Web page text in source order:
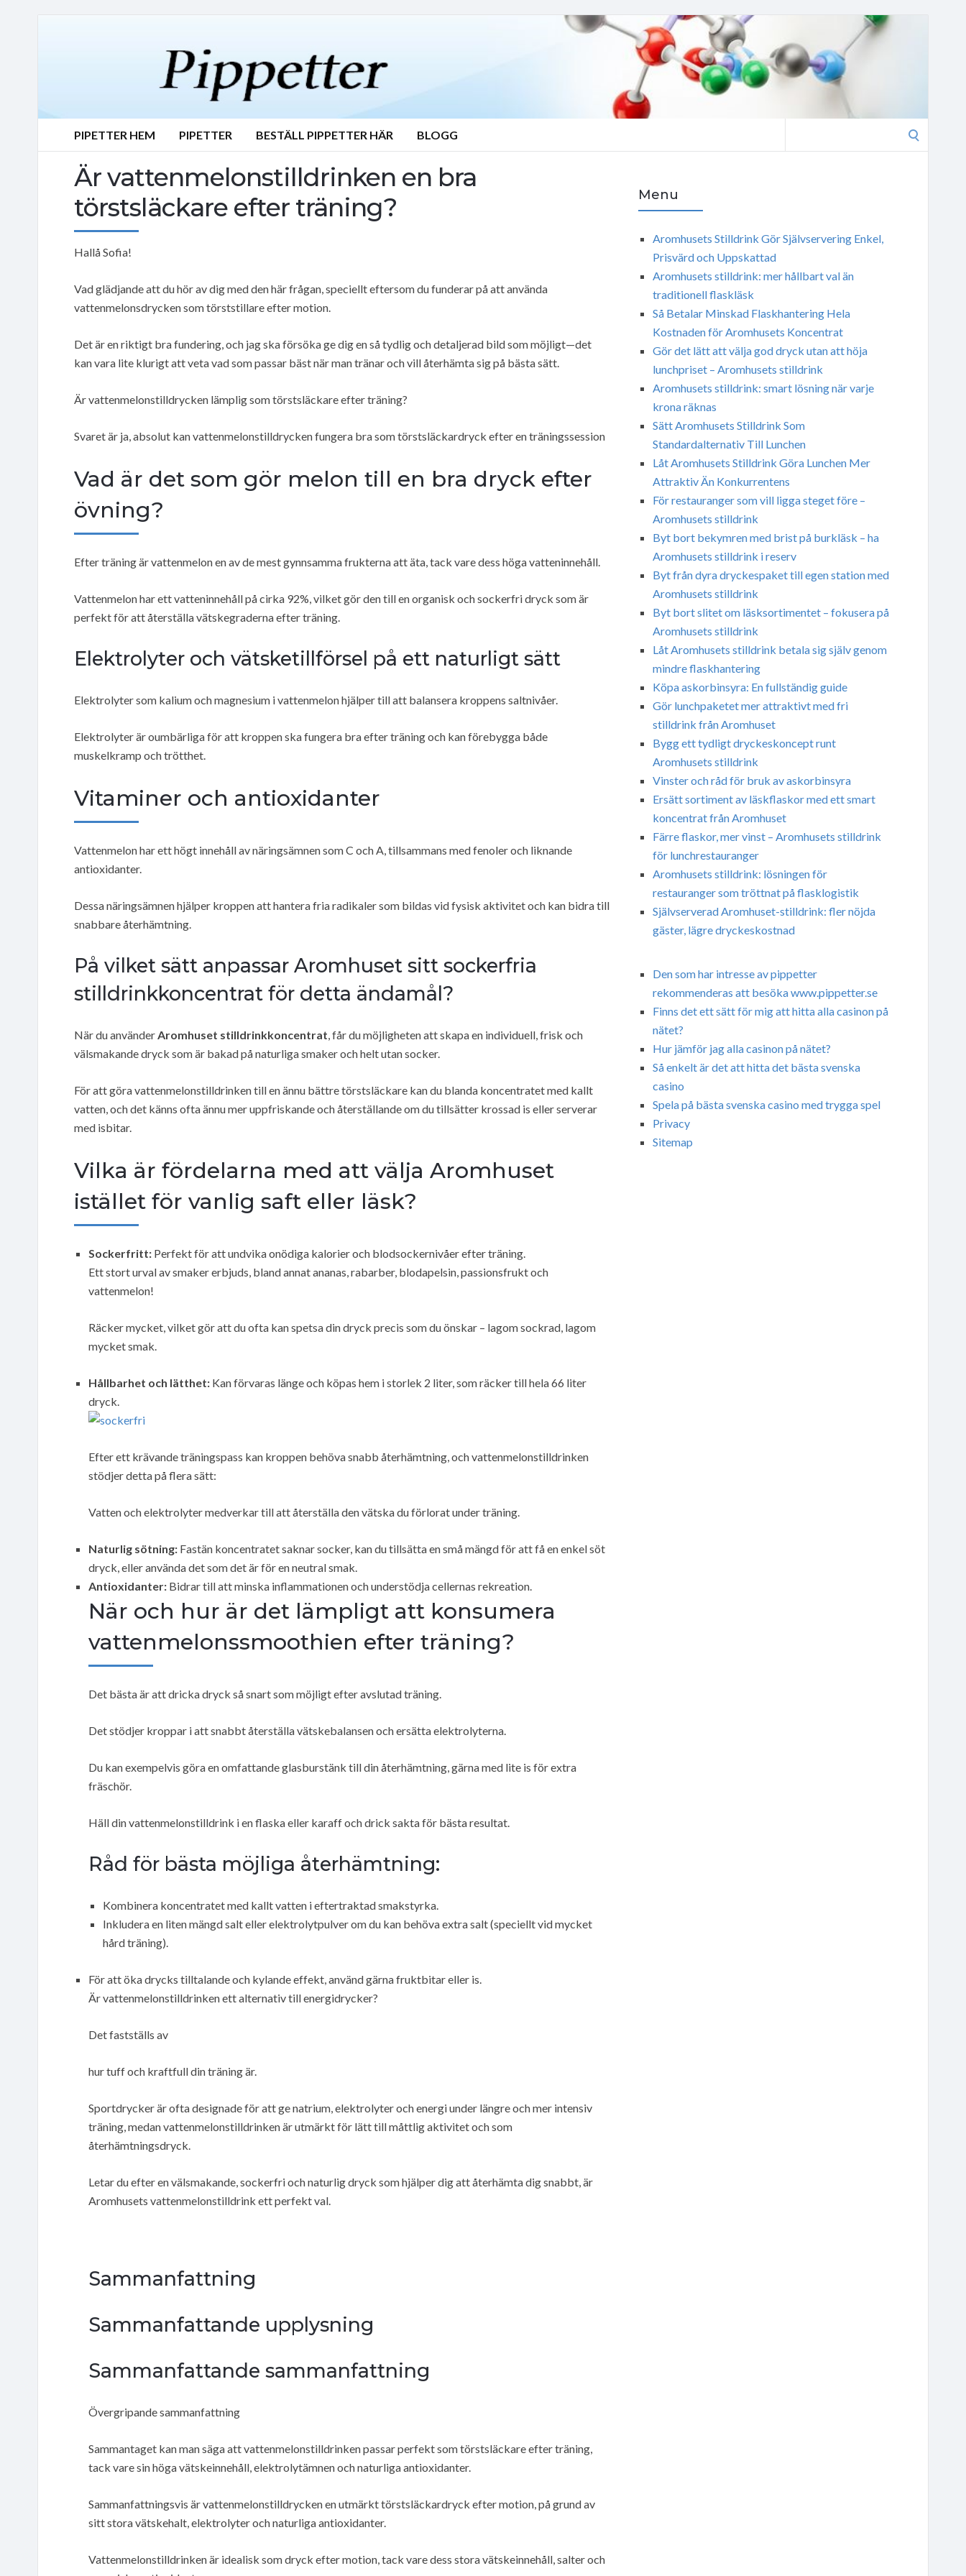
PIPETTER HEM PIPETTER BESTÄLL PIPPETTER HÄR BLOGG
Är vattenmelonstilldrinken en bra
törstsläckare efter träning?
Hallå Sofia!
Vad glädjande att du hör av dig med den här frågan, speciellt eftersom du funderar på att använda
vattenmelonsdrycken som törststillare efter motion.
Det är en riktigt bra fundering, och jag ska försöka ge dig en så tydlig och detaljerad bild som möjligt—det
kan vara lite klurigt att veta vad som passar bäst när man tränar och vill återhämta sig på bästa sätt.
Är vattenmelonstilldrycken lämplig som törstsläckare efter träning?
Svaret är ja, absolut kan vattenmelonstilldrycken fungera bra som törstsläckardryck efter en träningssession
Vad är det som gör melon till en bra dryck efter
övning?
Efter träning är vattenmelon en av de mest gynnsamma frukterna att äta, tack vare dess höga vatteninnehåll.
Vattenmelon har ett vatteninnehåll på cirka 92%, vilket gör den till en organisk och sockerfri dryck som är
perfekt för att återställa vätskegraderna efter träning.
Elektrolyter och vätsketillförsel på ett naturligt sätt
Elektrolyter som kalium och magnesium i vattenmelon hjälper till att balansera kroppens saltnivåer.
Elektrolyter är oumbärliga för att kroppen ska fungera bra efter träning och kan förebygga både
muskelkramp och trötthet.
Vitaminer och antioxidanter
Vattenmelon har ett högt innehåll av näringsämnen som C och A, tillsammans med fenoler och liknande
antioxidanter.
Dessa näringsämnen hjälper kroppen att hantera fria radikaler som bildas vid fysisk aktivitet och kan bidra till
snabbare återhämtning.
På vilket sätt anpassar Aromhuset sitt sockerfria
stilldrinkkoncentrat för detta ändamål?
När du använderAromhuset stilldrinkkoncentrat, får du möjligheten att skapa en individuell, frisk och
välsmakande dryck som är bakad på naturliga smaker och helt utan socker.
För att göra vattenmelonstilldrinken till en ännu bättre törstsläckare kan du blanda koncentratet med kallt
vatten, och det känns ofta ännu mer uppfriskande och återställande om du tillsätter krossad is eller serverar
med isbitar.
Vilka är fördelarna med att välja Aromhuset
istället för vanlig saft eller läsk?
Sockerfritt: Perfekt för att undvika onödiga kalorier och blodsockernivåer efter träning.
Ett stort urval av smaker erbjuds, bland annat ananas, rabarber, blodapelsin, passionsfrukt och
vattenmelon!
Räcker mycket, vilket gör att du ofta kan spetsa din dryck precis som du önskar – lagom sockrad, lagom
mycket smak.
Hållbarhet och lätthet: Kan förvaras länge och köpas hem i storlek 2 liter, som räcker till hela 66 liter
dryck.
Efter ett krävande träningspass kan kroppen behöva snabb återhämtning, och vattenmelonstilldrinken
stödjer detta på flera sätt:
Vatten och elektrolyter medverkar till att återställa den vätska du förlorat under träning.
Naturlig sötning: Fastän koncentratet saknar socker, kan du tillsätta en små mängd för att få en enkel söt
dryck, eller använda det som det är för en neutral smak.
Antioxidanter: Bidrar till att minska inflammationen och understödja cellernas rekreation.
När och hur är det lämpligt att konsumera
vattenmelonssmoothien efter träning?
Det bästa är att dricka dryck så snart som möjligt efter avslutad träning.
Det stödjer kroppar i att snabbt återställa vätskebalansen och ersätta elektrolyterna.
Du kan exempelvis göra en omfattande glasburstänk till din återhämtning, gärna med lite is för extra
fräschör.
Häll din vattenmelonstilldrink i en flaska eller karaff och drick sakta för bästa resultat.
Råd för bästa möjliga återhämtning:
Kombinera koncentratet med kallt vatten i eftertraktad smakstyrka.
Inkludera en liten mängd salt eller elektrolytpulver om du kan behöva extra salt (speciellt vid mycket
hård träning).
För att öka drycks tilltalande och kylande effekt, använd gärna fruktbitar eller is.
Är vattenmelonstilldrinken ett alternativ till energidrycker?
Det fastställs av
hur tuff och kraftfull din träning är.
Sportdrycker är ofta designade för att ge natrium, elektrolyter och energi under längre och mer intensiv
träning, medan vattenmelonstilldrinken är utmärkt för lätt till måttlig aktivitet och som
återhämtningsdryck.
Letar du efter en välsmakande, sockerfri och naturlig dryck som hjälper dig att återhämta dig snabbt, är
Aromhusets vattenmelonstilldrink ett perfekt val.
Sammanfattning
Sammanfattande upplysning
Sammanfattande sammanfattning
Övergripande sammanfattning
Sammantaget kan man säga att vattenmelonstilldrinken passar perfekt som törstsläckare efter träning,
tack vare sin höga vätskeinnehåll, elektrolytämnen och naturliga antioxidanter.
Sammanfattningsvis är vattenmelonstilldrycken en utmärkt törstsläckardryck efter motion, på grund av
sitt stora vätskehalt, elektrolyter och naturliga antioxidanter.
Vattenmelonstilldrinken är idealisk som dryck efter motion, tack vare dess stora vätskeinnehåll, salter och
Menu
Aromhusets Stilldrink Gör Självservering Enkel,
Prisvärd och Uppskattad
Aromhusets stilldrink: mer hållbart val än
traditionell flaskläsk
Så Betalar Minskad Flaskhantering Hela
Kostnaden för Aromhusets Koncentrat
Gör det lätt att välja god dryck utan att höja
lunchpriset – Aromhusets stilldrink
Aromhusets stilldrink: smart lösning när varje
krona räknas
Sätt Aromhusets Stilldrink Som
Standardalternativ Till Lunchen
Låt Aromhusets Stilldrink Göra Lunchen Mer
Attraktiv Än Konkurrentens
För restauranger som vill ligga steget före –
Aromhusets stilldrink
Byt bort bekymren med brist på burkläsk – ha
Aromhusets stilldrink i reserv
Byt från dyra dryckespaket till egen station med
Aromhusets stilldrink
Byt bort slitet om läsksortimentet – fokusera på
Aromhusets stilldrink
Låt Aromhusets stilldrink betala sig själv genom
mindre flaskhantering
Köpa askorbinsyra: En fullständig guide
Gör lunchpaketet mer attraktivt med fri
stilldrink från Aromhuset
Bygg ett tydligt dryckeskoncept runt
Aromhusets stilldrink
Vinster och råd för bruk av askorbinsyra
Ersätt sortiment av läskflaskor med ett smart
koncentrat från Aromhuset
Färre flaskor, mer vinst – Aromhusets stilldrink
för lunchrestauranger
Aromhusets stilldrink: lösningen för
restauranger som tröttnat på flasklogistik
Självserverad Aromhuset-stilldrink: fler nöjda
gäster, lägre dryckeskostnad
Den som har intresse av pippetter
rekommenderas att besöka www.pippetter.se
Finns det ett sätt för mig att hitta alla casinon på
nätet?
Hur jämför jag alla casinon på nätet?
Så enkelt är det att hitta det bästa svenska
casino
Spela på bästa svenska casino med trygga spel
Privacy
Sitemap